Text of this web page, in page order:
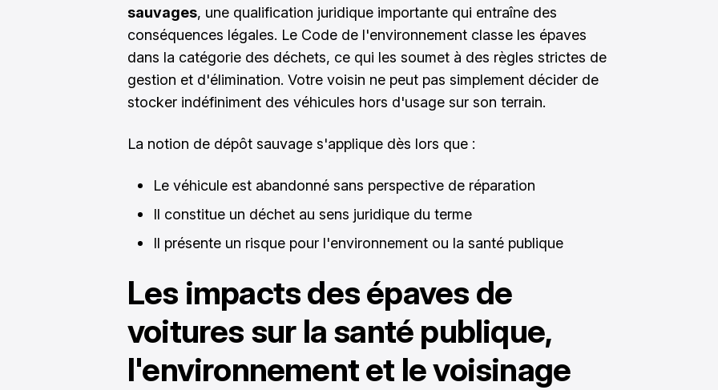
sauvages, une qualification juridique importante qui entraîne des
conséquences légales. Le Code de l'environnement classe les épaves
dans la catégorie des déchets, ce qui les soumet à des règles strictes de
gestion et d'élimination. Votre voisin ne peut pas simplement décider de
stocker indéfiniment des véhicules hors d'usage sur son terrain.
La notion de dépôt sauvage s'applique dès lors que :
Le véhicule est abandonné sans perspective de réparation
Il constitue un déchet au sens juridique du terme
Il présente un risque pour l'environnement ou la santé publique
Les impacts des épaves de
voitures sur la santé publique,
l'environnement et le voisinage